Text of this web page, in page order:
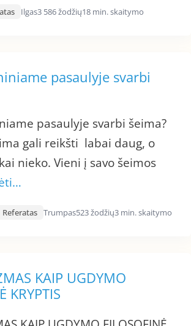
Ilgas3 586 žodžių18 min. skaitymo
pasaulyje svarbi
pasaulyje svarbi šeima?
gali reikšti labai daug, o
nieko. Vieni į savo šeimos
Referatas Trumpas523 žodžių3 min. skaitymo
KAIP UGDYMO
KRYPTIS